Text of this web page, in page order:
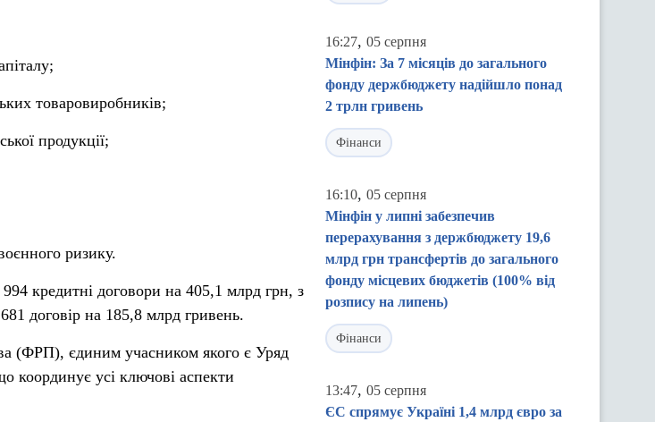
товаровиробників;
продукції;
ризику.
кредитні договори на 405,1 млрд грн, з
договір на 185,8 млрд гривень.
(ФРП), єдиним учасником якого є Уряд
координує усі ключові аспекти
16:27, 05 серпня
Мінфін: За 7 місяців до загального
фонду держбюджету надійшло понад
2 трлн гривень
Фінанси
16:10, 05 серпня
Мінфін у липні забезпечив
перерахування з держбюджету 19,6
млрд грн трансфертів до загального
фонду місцевих бюджетів (100% від
розпису на липень)
Фінанси
13:47, 05 серпня
ЄС спрямує Україні 1,4 млрд євро за